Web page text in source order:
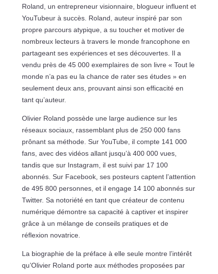
Roland, un entrepreneur visionnaire, blogueur influent et
YouTubeur à succès. Roland, auteur inspiré par son
propre parcours atypique, a su toucher et motiver de
nombreux lecteurs à travers le monde francophone en
partageant ses expériences et ses découvertes. Il a
vendu près de 45 000 exemplaires de son livre « Tout le
monde n’a pas eu la chance de rater ses études » en
seulement deux ans, prouvant ainsi son efficacité en
tant qu’auteur.
Olivier Roland possède une large audience sur les
réseaux sociaux, rassemblant plus de 250 000 fans
prônant sa méthode. Sur YouTube, il compte 141 000
fans, avec des vidéos allant jusqu’à 400 000 vues,
tandis que sur Instagram, il est suivi par 17 100
abonnés. Sur Facebook, ses posteurs captent l’attention
de 495 800 personnes, et il engage 14 100 abonnés sur
Twitter. Sa notoriété en tant que créateur de contenu
numérique démontre sa capacité à captiver et inspirer
grâce à un mélange de conseils pratiques et de
réflexion novatrice.
La biographie de la préface à elle seule montre l’intérêt
qu’Olivier Roland porte aux méthodes proposées par